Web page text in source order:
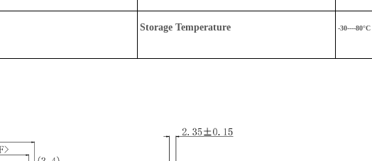
Storage Temperature -30----80°C